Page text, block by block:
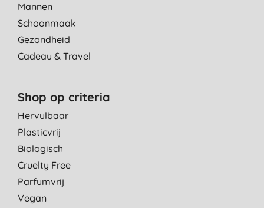
Mannen
Schoonmaak
Gezondheid
Cadeau & Travel
Shop op criteria
Hervulbaar
Plasticvrij
Biologisch
Cruelty Free
Parfumvrij
Vegan